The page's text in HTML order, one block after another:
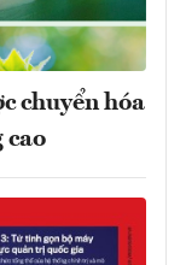
chuyển hóa
cao